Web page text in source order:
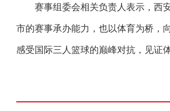
赛事组委会相关负责人表示，西安
市的赛事承办能力，也以体育为桥，
感受国际三人篮球的巅峰对抗，见证